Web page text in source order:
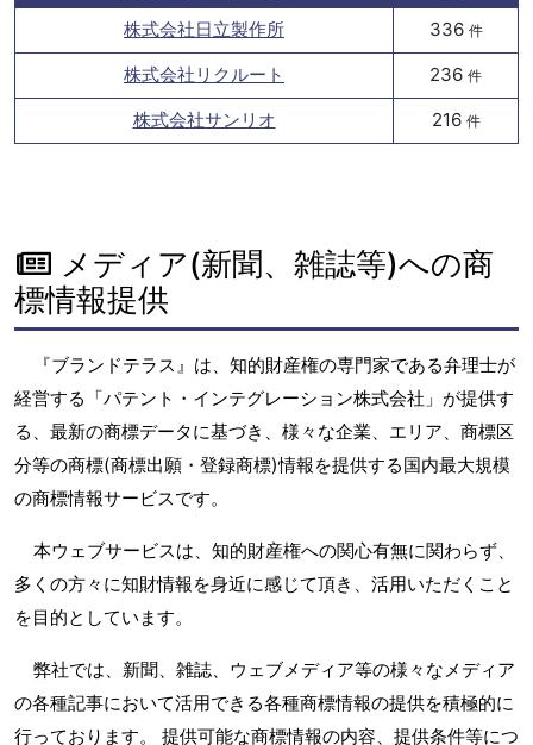
株式会社日立製作所
336 件
株式会社リクルート 236 件
株式会社サンリオ 216 件
メディア(新聞、雑誌等)への商
標情報提供
『ブランドテラス』は、知的財産権の専門家である弁理士が
経営する「パテント・インテグレーション株式会社」が提供す
る、最新の商標データに基づき、様々な企業、エリア、商標区
分等の商標(商標出願・登録商標)情報を提供する国内最大規模
の商標情報サービスです。
本ウェブサービスは、知的財産権への関心有無に関わらず、
多くの方々に知財情報を身近に感じて頂き、活用いただくこと
を目的としています。
弊社では、新聞、雑誌、ウェブメディア等の様々なメディア
の各種記事において活用できる各種商標情報の提供を積極的に
行っております。 提供可能な商標情報の内容、提供条件等につ